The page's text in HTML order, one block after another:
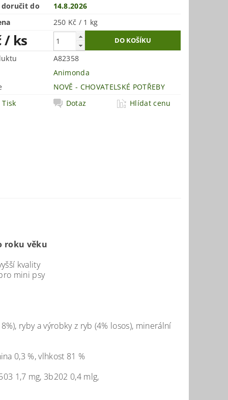
doručit do
14.8.2026
250 Kč / 1 kg
/ ks
A82358
Animonda
NOVĚ - CHOVATELSKÉ POTŘEBY
Tisk
Dotaz Hlídat cenu
roku věku
kvality
mini psy
ryby a výrobky z ryb (4% losos), minerální
0,3 %, vlhkost 81 %
1,7 mg, 3b202 0,4 mlg,